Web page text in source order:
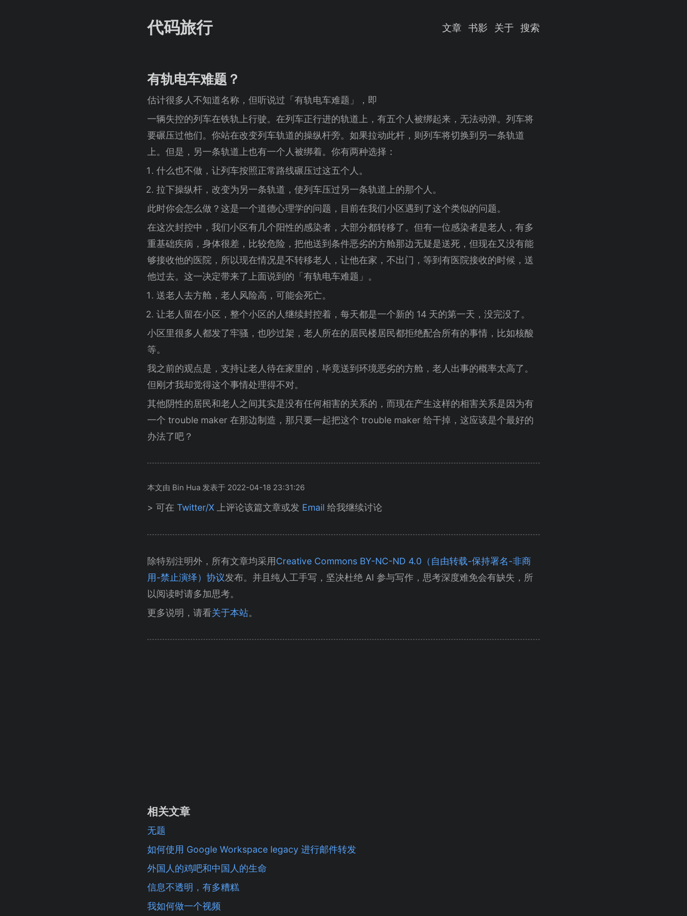
代码旅行 文章 书影 关于 搜索
有轨电车难题？
估计很多人不知道名称，但听说过「有轨电车难题」，即
一辆失控的列车在铁轨上行驶。在列车正行进的轨道上，有五个人被绑起来，无法动弹。列车将
要碾压过他们。你站在改变列车轨道的操纵杆旁。如果拉动此杆，则列车将切换到另一条轨道
上。但是，另一条轨道上也有一个人被绑着。你有两种选择：
什么也不做，让列车按照正常路线碾压过这五个人。
拉下操纵杆，改变为另一条轨道，使列车压过另一条轨道上的那个人。
此时你会怎么做？这是一个道德心理学的问题，目前在我们小区遇到了这个类似的问题。
在这次封控中，我们小区有几个阳性的感染者，大部分都转移了。但有一位感染者是老人，有多
重基础疾病，身体很差，比较危险，把他送到条件恶劣的方舱那边无疑是送死，但现在又没有能
够接收他的医院，所以现在情况是不转移老人，让他在家，不出门，等到有医院接收的时候，送
他过去。这一决定带来了上面说到的「有轨电车难题」。
送老人去方舱，老人风险高，可能会死亡。
让老人留在小区，整个小区的人继续封控着，每天都是一个新的 14 天的第一天，没完没了。
小区里很多人都发了牢骚，也吵过架，老人所在的居民楼居民都拒绝配合所有的事情，比如核酸
等。
我之前的观点是，支持让老人待在家里的，毕竟送到环境恶劣的方舱，老人出事的概率太高了。
但刚才我却觉得这个事情处理得不对。
其他阴性的居民和老人之间其实是没有任何相害的关系的，而现在产生这样的相害关系是因为有
一个 trouble maker 在那边制造，那只要一起把这个 trouble maker 给干掉，这应该是个最好的
办法了吧？
本文由 Bin Hua 发表于 2022-04-18 23:31:26
> 可在 Twitter/X 上评论该篇文章或发 Email 给我继续讨论
除特别注明外，所有文章均采用Creative Commons BY-NC-ND 4.0（自由转载-保持署名-非商
用-禁止演绎）协议发布。并且纯人工手写，坚决杜绝 AI 参与写作，思考深度难免会有缺失，所
以阅读时请多加思考。
更多说明，请看关于本站。
相关文章
无题
如何使用 Google Workspace legacy 进行邮件转发
外国人的鸡吧和中国人的生命
信息不透明，有多糟糕
我如何做一个视频